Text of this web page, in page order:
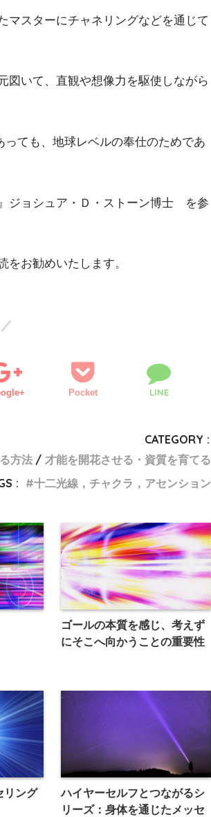
マスターにチャネリングなどを通じて
図いて、直観や想像力を駆使しながら
ても、地球レベルの奉仕のためであ
ジョシュア・Ｄ・ストーン博士 を参
お勧めいたします。
Pocket LINE
CATEGORY :
方法
才能を開花させる・資質を育てる
:
十二光線，チャクラ，アセンション
ゴールの本質を感じ、考えず
にそこへ向かうことの重要性
リング
ハイヤーセルフとつながるシ
リーズ：身体を通じたメッセ